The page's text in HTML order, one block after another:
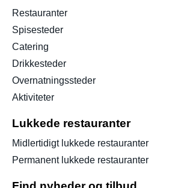
Restauranter
Spisesteder
Catering
Drikkesteder
Overnatningssteder
Aktiviteter
Lukkede restauranter
Midlertidigt lukkede restauranter
Permanent lukkede restauranter